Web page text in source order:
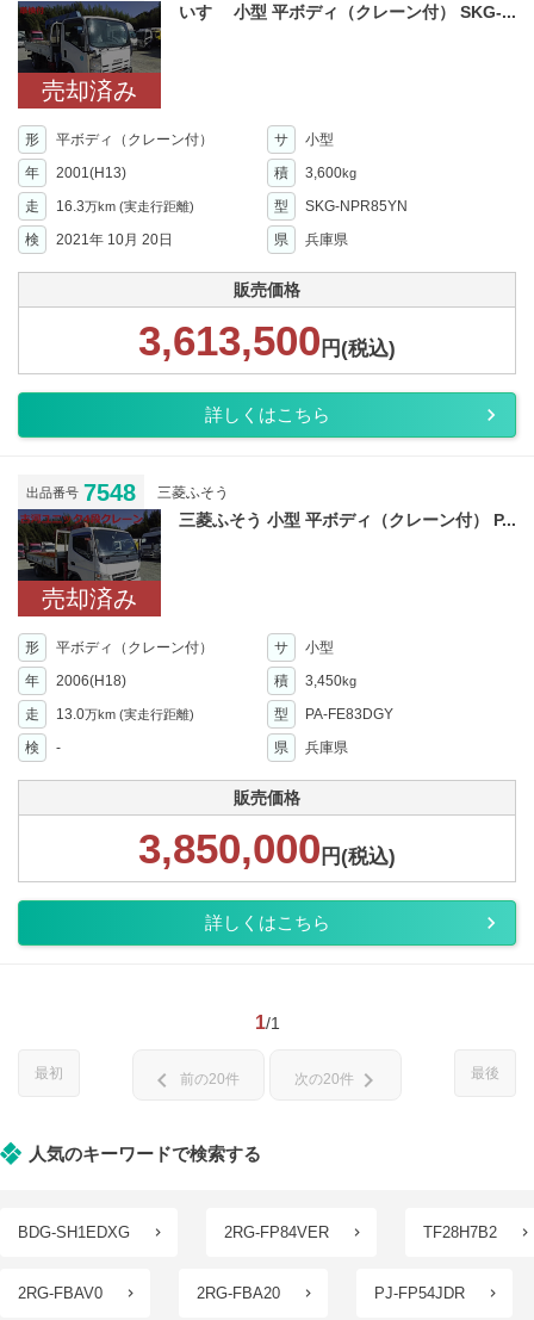
売却済み
いすゞ 小型 平ボディ（クレーン付） SKG-...
形 平ボディ（クレーン付） サ
小型
年
2001(H13) 積 3,600kg
走 16.3万km (実走行距離) 型
SKG-NPR85YN
検
2021年 10月 20日 県 兵庫県
販売価格
3,613,500 円(税込)
詳しくはこちら
出品番号 7548 三菱ふそう
売却済み
三菱ふそう 小型 平ボディ（クレーン付） P...
形 平ボディ（クレーン付） サ
小型
年
2006(H18) 積 3,450kg
走 13.0万km (実走行距離) 型
PA-FE83DGY
検
- 県 兵庫県
販売価格
3,850,000 円(税込)
詳しくはこちら
1/1
最初 最後
chevron_left 前の20件 次の20件 chevron_right
人気のキーワードで検索する
BDG-SH1EDXG 2RG-FP84VER TF28H7B2
2RG-FBAV0 2RG-FBA20 PJ-FP54JDR